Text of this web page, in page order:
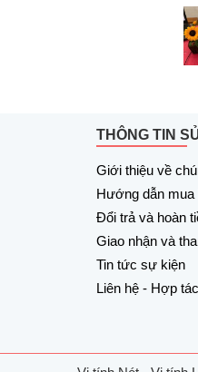
THÔNG TIN
Giới thiệu về
Hướng dẫn mua
Đổi trả và hoàn
Giao nhận và
Tin tức sự kiện
Liên hệ - Hợp tác